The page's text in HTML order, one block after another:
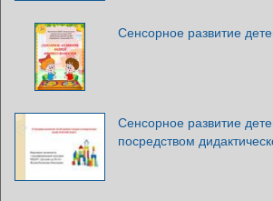
Сенсорное развитие
Сенсорное развитие
посредством